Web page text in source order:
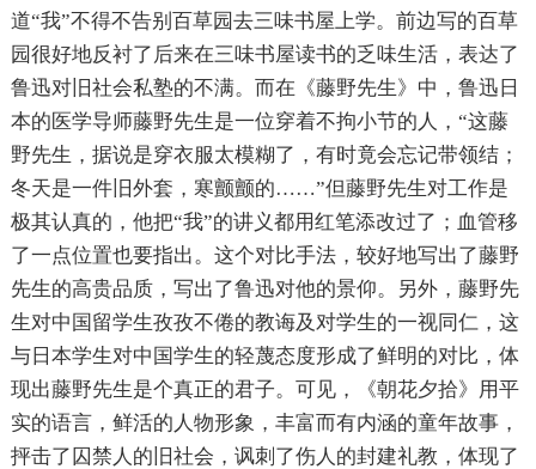
道“我”不得不告别百草园去三味书屋上学。前边写的百草
园很好地反衬了后来在三味书屋读书的乏味生活，表达了
鲁迅对旧社会私塾的不满。而在《藤野先生》中，鲁迅日
本的医学导师藤野先生是一位穿着不拘小节的人，“这藤
野先生，据说是穿衣服太模糊了，有时竟会忘记带领结；
冬天是一件旧外套，寒颤颤的……”但藤野先生对工作是
极其认真的，他把“我”的讲义都用红笔添改过了；血管移
了一点位置也要指出。这个对比手法，较好地写出了藤野
先生的高贵品质，写出了鲁迅对他的景仰。另外，藤野先
生对中国留学生孜孜不倦的教诲及对学生的一视同仁，这
与日本学生对中国学生的轻蔑态度形成了鲜明的对比，体
现出藤野先生是个真正的君子。可见，《朝花夕拾》用平
实的语言，鲜活的人物形象，丰富而有内涵的童年故事，
抨击了囚禁人的旧社会，讽刺了伤人的封建礼教，体现了